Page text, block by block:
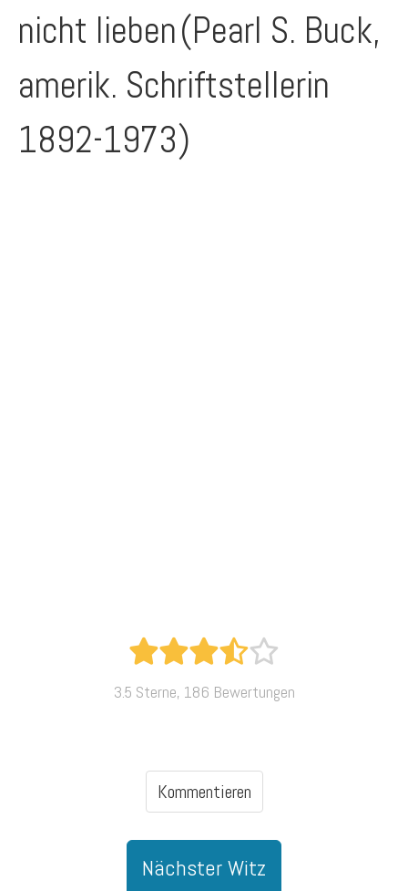
nicht lieben(Pearl S. Buck,
amerik. Schriftstellerin
1892-1973)
3.5 Sterne, 186 Bewertungen
Kommentieren
Nächster Witz